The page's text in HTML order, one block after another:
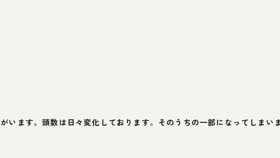
います。頭数は日々変化しております。そのうちの一部になってしまい